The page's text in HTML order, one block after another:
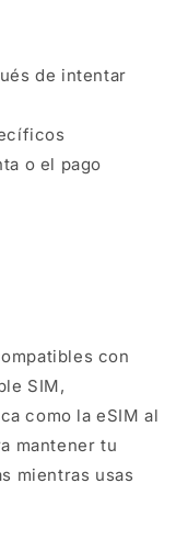
de intentar
o el pago
con
SIM,
como la eSIM al
mantener tu
mientras usas